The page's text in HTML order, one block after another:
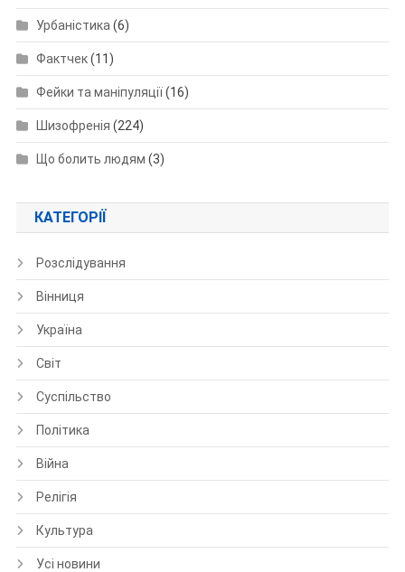
Урбаністика (6)
Фактчек(11)
Фейки та маніпуляції(16)
Шизофренія (224)
Що болить людям (3)
КАТЕГОРІЇ
Розслідування
Вінниця
Україна
Світ
Суспільство
Політика
Війна
Релігія
Культура
Усі новини